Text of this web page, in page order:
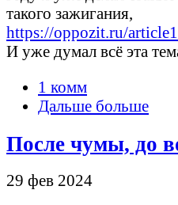
такого зажигания,
https://oppozit.ru/
И уже думал всё эта
1 комм
Дальше больше
После чумы, до
29 фев 2024